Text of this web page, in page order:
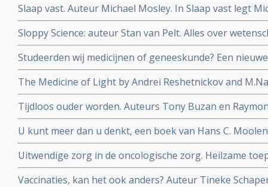
Slaap vast. Auteur Michael Mosley. In Slaap vast legt
slaapproblemen ontstaan en hoe je die met vasten,
kunt aanpakken.
Sloppy Science: auteur Stan van Pelt. Alles over
nepcongressen
Studeerden wij medicijnen of geneeskunde? Een
chronische aandoeningen. Auteur: Lieneke van de
The Medicine of Light by Andrei Reshetnickov and
wordt uitgelegd hoe PDT met radachlorin-
fotosensitizer succesvol kankerpatienten kan helpen
Tijdloos ouder worden. Auteurs Tony Buzan en
doorprikken van leeftijdsgebonden mentale
U kunt meer dan u denkt, een boek van Hans C.
met kanker.
Uitwendige zorg in de oncologische zorg. Heilzame
antroposofische verpleegkundige Zorg. Auteur: Toke
Vaccinaties, kan het ook anders? Auteur Tineke